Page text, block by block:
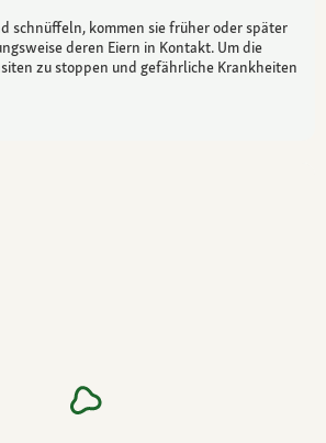
schnüffeln, kommen sie früher oder später
deren Eiern in Kontakt. Um die
zu stoppen und gefährliche Krankheiten